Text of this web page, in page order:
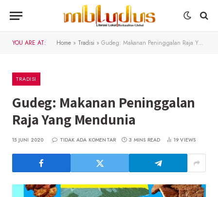
YOU ARE AT: Home » Tradisi » Gudeg: Makanan Peninggalan Raja Yang Mendunia
TRADISI
Gudeg: Makanan Peninggalan
Raja Yang Mendunia
15 JUNI 2020 TIDAK ADA KOMENTAR 3 MINS READ 19VIEWS